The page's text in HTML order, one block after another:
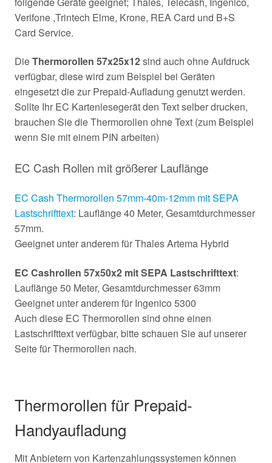
Verifone ,Trintech Elme, Krone, REA Card und B+S
Card Service.
DieThermorollen 57x25x12sind auch ohne Aufdruck
verfügbar, diese wird zum Beispiel bei Geräten
eingesetzt die zur Prepaid-Aufladung genutzt werden.
Sollte Ihr EC Kartenlesegerät den Text selber drucken,
brauchen Sie die Thermorollen ohne Text (zum Beispiel
wenn Sie mit einem PIN arbeiten)
EC Cash Rollen mit größerer Lauflänge
EC Cash Thermorollen 57mm-40m-12mm mit SEPA
Lastschrifttext: Lauflänge 40 Meter, Gesamtdurchmesser
57mm.
Geeignet unter anderem für Thales Artema Hybrid
EC Cashrollen 57x50x2 mit SEPA Lastschrifttext:
Lauflänge 50 Meter, Gesamtdurchmesser 63mm
Geeignet unter anderem für Ingenico 5300
Auch diese EC Thermorollen sind ohne einen
Lastschrifttext verfügbar, bitte schauen Sie auf unserer
Seite für Thermorollen nach.
Thermorollen für Prepaid-
Handyaufladung
Mit Anbietern von Kartenzahlungssystemen können